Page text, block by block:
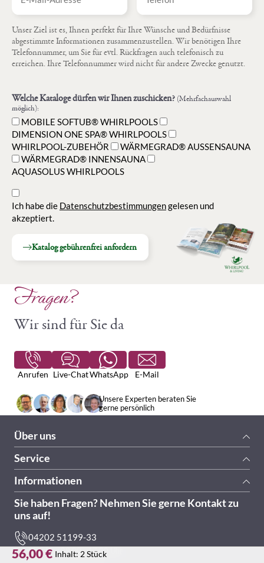
56,00 € Inhalt: 2 Stück
Unser Ziel ist es, Ihnen perfekt für Ihre Wünsche und Bedürfnisse
abgestimmte Informationen zusammenzustellen. Wir benötigen Ihre
Telefonnummer, um Sie für evtl. Rückfragen auch telefonisch zu
erreichen. Ihre Telefonnummer wird nicht für andere Zwecke genutzt.
Welche Kataloge dürfen wir Ihnen zuschicken? (Mehrfachauswahl
möglich):
MOBILE SOFTUB® WHIRLPOOLS
DIMENSION ONE SPA® WHIRLPOOLS
WHIRLPOOL-ZUBEHÖR
WÄRMEGRAD® AUSSENSAUNA
WÄRMEGRAD® INNENSAUNA
AQUASOLUS WHIRLPOOLS
Ich habe die Datenschutzbestimmungengelesen und
akzeptiert.
Katalog gebührenfrei anfordern
Fragen?
Wir sind für Sie da
Anrufen Live-ChatWhatsApp E-Mail
Unsere Experten beraten Sie
gerne persönlich
Sie haben Fragen? Nehmen Sie gerne Kontakt zu
uns auf!
04202 51199-33
Mo.- Do.: 09.00 - 17.00 Uhr
Über uns
Service
Informationen